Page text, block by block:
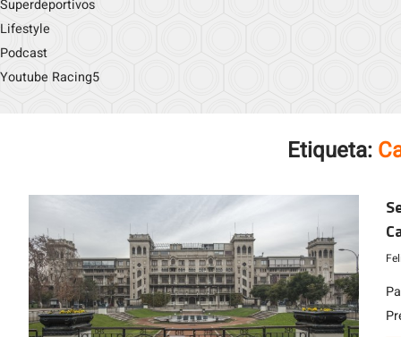
Superdeportivos
Lifestyle
Podcast
Youtube Racing5
Etiqueta: